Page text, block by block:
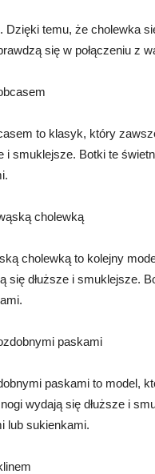
Dzięki temu, że cholewka
się w połączeniu z
to klasyk, który
i smuklejsze. Botki te
cholewką
cholewką to kolejny
się dłuższe i smuklejsze.
paskami
paskami to model,
wydają się dłuższe i
lub sukienkami.